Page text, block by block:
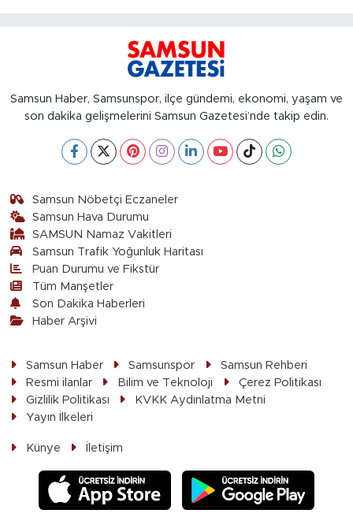
Samsun Haber, Samsunspor, ilçe gündemi, ekonomi, yaşam ve
son dakika gelişmelerini Samsun Gazetesi’nde takip edin.
Samsun Nöbetçi Eczaneler
Samsun Hava Durumu
SAMSUN Namaz Vakitleri
Samsun Trafik Yoğunluk Haritası
Puan Durumu ve Fikstür
Tüm Manşetler
Son Dakika Haberleri
Haber Arşivi
Samsun Haber Samsunspor
Samsun Rehberi
Resmi ilanlar
Bilim ve Teknoloji
Çerez Politikası
Gizlilik Politikası
KVKK Aydınlatma Metni
Yayın İlkeleri
Künye İletişim